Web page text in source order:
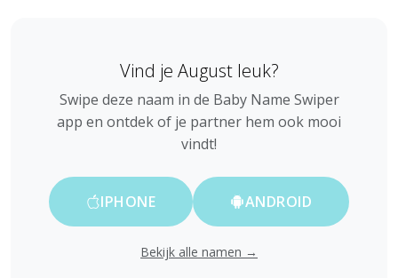
Vind je August leuk?
Swipe deze naam in de Baby Name Swiper
app en ontdek of je partner hem ook mooi
vindt!
IPHONE ANDROID
Bekijk alle namen →